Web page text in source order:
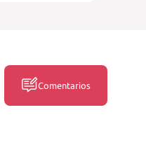
Comentarios